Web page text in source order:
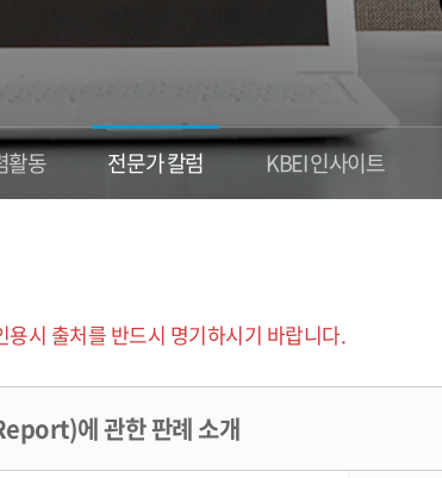
활동 전문가 칼럼 KBEI 인사이트
시 출처를 반드시 명기하시기 바랍니다.
에 관한 판례 소개